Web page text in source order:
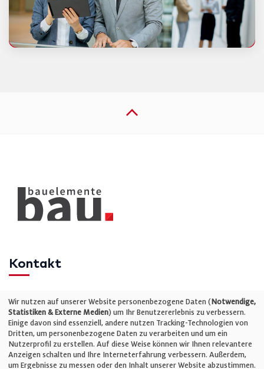
Kontakt
Telefon: +49 (0)711 2585563-0
E-Mail:info@bauelemente-bau.eu
Unternehmen
Wir nutzen auf unserer Website personenbezogene Daten (Notwendige,
Statistiken & Externe Medien) um Ihr Benutzererlebnis zu verbessern.
Einige davon sind essenziell, andere nutzen Tracking-Technologien von
Dritten, um personenbezogene Daten zu verarbeiten und um ein
Nutzerprofil zu erstellen. Auf diese Weise können wir Ihnen relevantere
Anzeigen schalten und Ihre Interneterfahrung verbessern. Außerdem,
um Ergebnisse zu messen oder den Inhalt unserer Website abzustimmen.